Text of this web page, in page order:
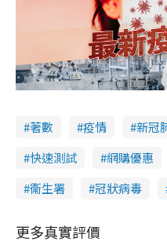
著數 疫情 新冠
快速測試
網購優惠
衞生署
冠狀病毒
更多真實評價